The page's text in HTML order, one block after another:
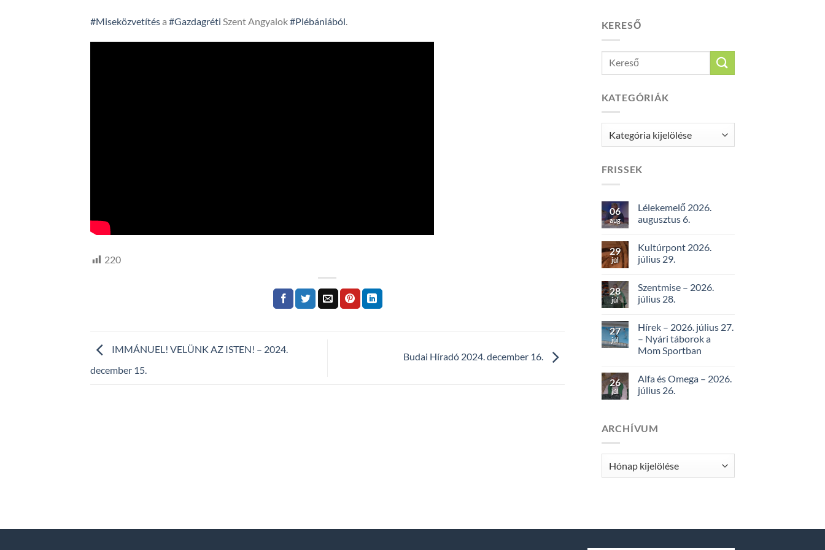
#Miseközvetítésa #Gazdagréti Szent Angyalok#Plébániából.
220
IMMÁNUEL! VELÜNK AZ ISTEN! – 2024.
december 15.
Budai Híradó 2024. december 16.
KERESŐ
KATEGÓRIÁK
Kategóriák
FRISSEK
06
aug
Lélekemelő 2026.
augusztus 6.
29
júl
Kultúrpont 2026.
július 29.
28
júl
Szentmise – 2026.
július 28.
27
júl
Hírek – 2026. július 27.
– Nyári táborok a
Mom Sportban
26
júl
Alfa és Omega – 2026.
július 26.
ARCHÍVUM
Archívum